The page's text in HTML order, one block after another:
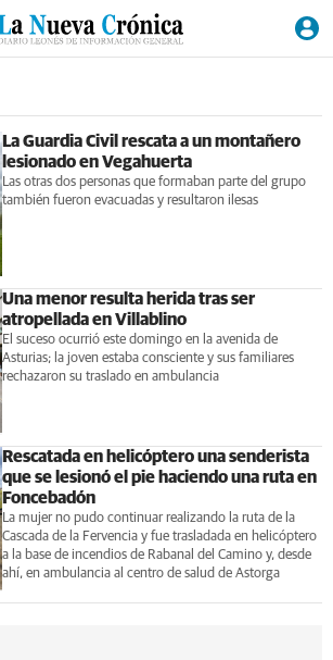
La Guardia Civil rescata a un montañero
lesionado en Vegahuerta
Las otras dos personas que formaban parte del grupo
también fueron evacuadas y resultaron ilesas
Una menor resulta herida tras ser
atropellada en Villablino
El suceso ocurrió este domingo en la avenida de
Asturias; la joven estaba consciente y sus familiares
rechazaron su traslado en ambulancia
Rescatada en helicóptero una senderista
que se lesionó el pie haciendo una ruta en
Foncebadón
La mujer no pudo continuar realizando la ruta de la
Cascada de la Fervencia y fue trasladada en helicóptero
a la base de incendios de Rabanal del Camino y, desde
ahí, en ambulancia al centro de salud de Astorga